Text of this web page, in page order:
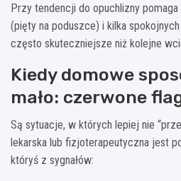
Przy tendencji do opuchlizny pomaga
(pięty na poduszce) i kilka
często skuteczniejsze niż kolejne
Kiedy domowe
mało: czerwone
Są sytuacje, w których lepiej nie
lekarska lub fizjoterapeutyczna jest
któryś z sygnałów: